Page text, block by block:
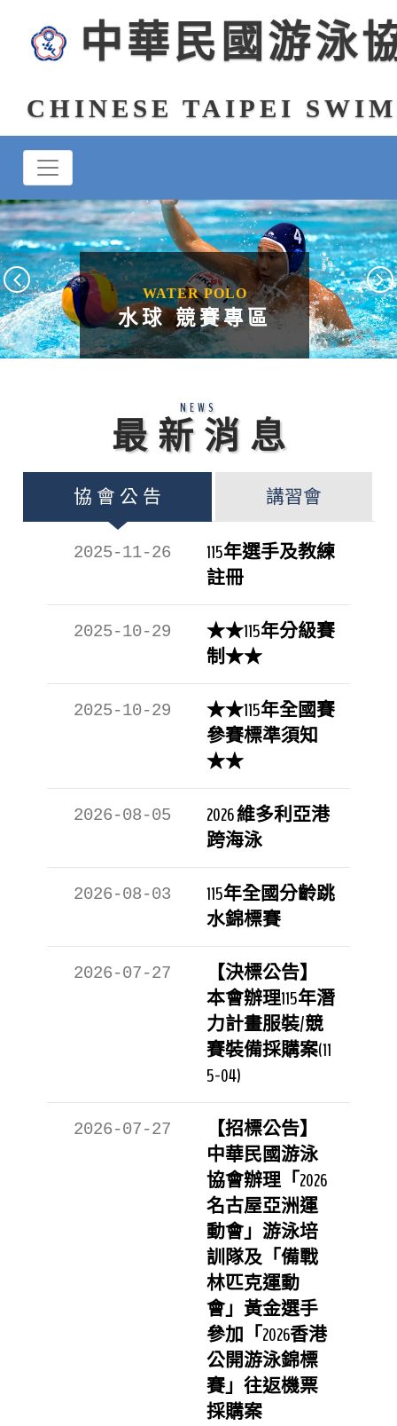
中華民國游泳
CHINESE TAIPEI
WATER POLO
水球 競賽專區
NEWS
最 新 消 息
協 會 公 告 講習會
2025-11-26
115年選手及教練
註冊
2025-10-29
★★115年分級賽
制★★
2025-10-29
★★115年全國賽
參賽標準須知
★★
2026-08-05
2026 維多利亞港
跨海泳
2026-08-03
115年全國分齡跳
水錦標賽
2026-07-27
【決標公告】
本會辦理115年潛
力計畫服裝/競
賽裝備採購案(11
5-04)
2026-07-27
【招標公告】
中華民國游泳
協會辦理「2026
名古屋亞洲運
動會」游泳培
訓隊及「備戰
林匹克運動
會」黃金選手
參加「2026香港
公開游泳錦標
賽」往返機票
採購案